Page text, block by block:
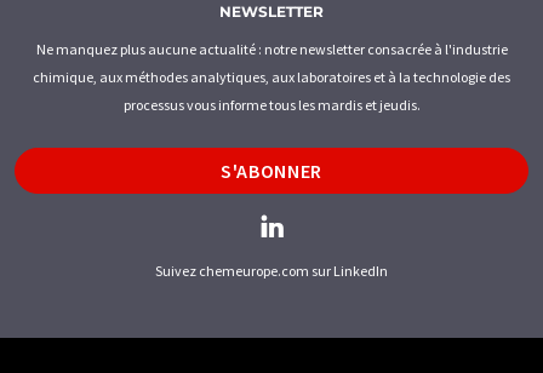
NEWSLETTER
Ne manquez plus aucune actualité : notre newsletter consacrée à l'industrie
chimique, aux méthodes analytiques, aux laboratoires et à la technologie des
processus vous informe tous les mardis et jeudis.
S'ABONNER
Suivez chemeurope.com sur LinkedIn